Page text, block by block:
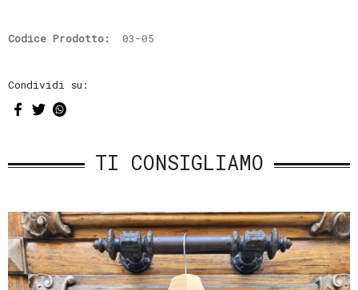
Codice Prodotto: 03-05
Condividi su:
TI CONSIGLIAMO